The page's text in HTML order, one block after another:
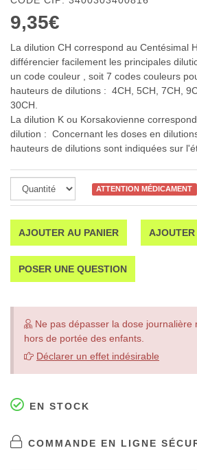
9,35€
La dilution CH correspond au Centésimal
différencier facilement les principales
un code couleur , soit 7 codes couleurs
hauteurs de dilutions : 4CH, 5CH, 7CH,
30CH.
La dilution K ou Korsakovienne
dilution : Concernant les doses en
hauteurs de dilutions sont indiquées sur
ATTENTION MÉDICAMENT
AJOUTER AU PANIER AJOUTER
POSER UNE QUESTION
Ne pas dépasser la dose journalière
hors de portée des enfants.
Déclarer un effet indésirable
EN STOCK
COMMANDE EN LIGNE